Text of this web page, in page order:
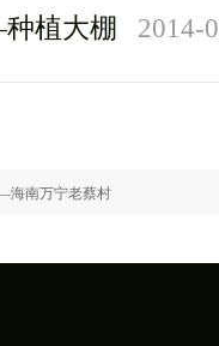
植大棚 2014-
海南万宁老蔡村